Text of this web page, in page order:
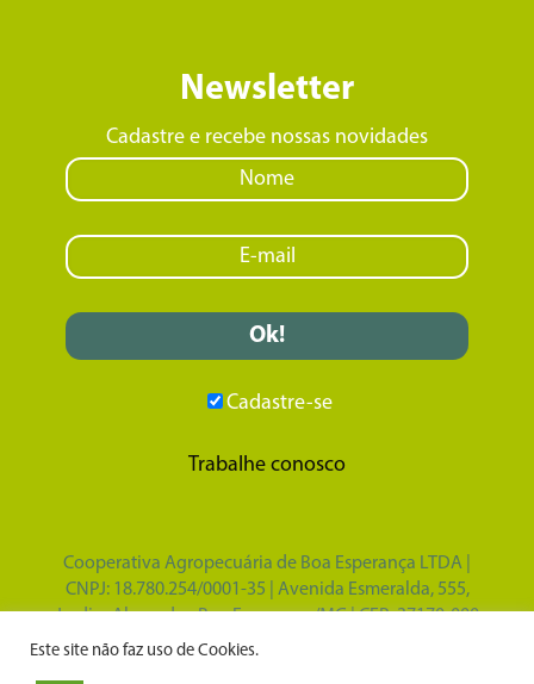
Newsletter
Cadastre e recebe nossas novidades
Cadastre-se
Trabalhe conosco
Cooperativa Agropecuária de Boa Esperança LTDA |
CNPJ: 18.780.254/0001-35 | Avenida Esmeralda, 555,
Jardim Alvorada - Boa Esperança/MG | CEP: 37170-000
Design porTupã Comunicação e Marketing
Este site não faz uso de Cookies.